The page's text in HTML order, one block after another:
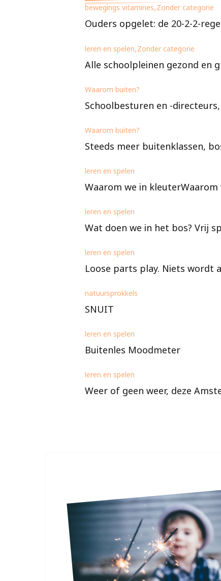
bewegings vitamines Zonder categorie
Ouders opgelet: de 20-2-2-
leren en spelen Zonder categorie
Alle schoolpleinen gezond en
Waarom buiten?
Schoolbesturen en -
Waarom buiten?
Steeds meer buitenklassen,
leren en spelen
Waarom we in
leren en spelen
Wat doen we in het bos? Vrij
leren en spelen
Loose parts play. Niets wordt
natuursprokkels
SNUIT
leren en spelen
Buitenles Moodmeter
leren en spelen
Weer of geen weer, deze